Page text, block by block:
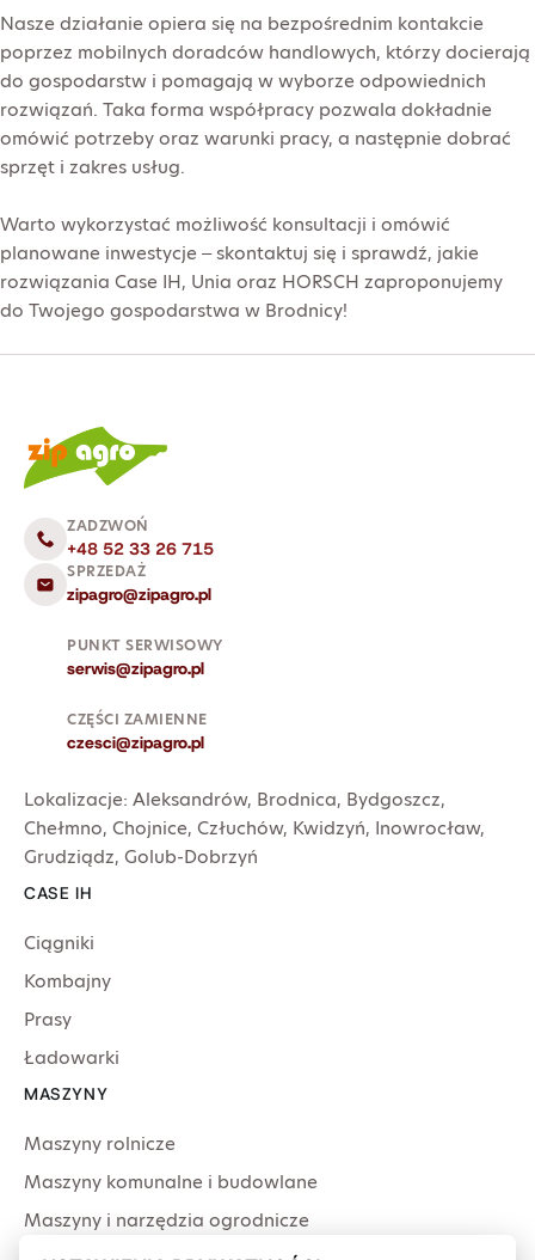
Nasze działanie opiera się na bezpośrednim kontakcie
poprzez mobilnych doradców handlowych, którzy docierają
do gospodarstw i pomagają w wyborze odpowiednich
rozwiązań. Taka forma współpracy pozwala dokładnie
omówić potrzeby oraz warunki pracy, a następnie dobrać
sprzęt i zakres usług.
Warto wykorzystać możliwość konsultacji i omówić
planowane inwestycje – skontaktuj się i sprawdź, jakie
rozwiązania Case IH, Unia oraz HORSCH zaproponujemy
do Twojego gospodarstwa w Brodnicy!
ZADZWOŃ
+48 52 33 26 715
SPRZEDAŻ
zipagro@zipagro.pl
PUNKT SERWISOWY
serwis@zipagro.pl
CZĘŚCI ZAMIENNE
czesci@zipagro.pl
Lokalizacje: Aleksandrów, Brodnica, Bydgoszcz,
Chełmno, Chojnice, Człuchów, Kwidzyń, Inowrocław,
Grudziądz, Golub-Dobrzyń
CASE IH
Ciągniki
Kombajny
Prasy
Ładowarki
MASZYNY
Maszyny rolnicze
Maszyny komunalne i budowlane
Maszyny i narzędzia ogrodnicze